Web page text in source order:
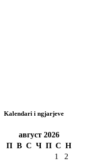
Kalendari i ngjarjeve
август 2026
П В С Ч П С Н
1
2